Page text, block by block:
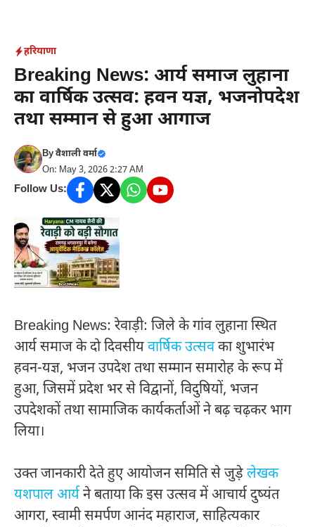
content
हरियाणा
Breaking News: आर्य समाज लुहाना
का वार्षिक उत्सव: हवन यज्ञ, भजनोपदेश
तथा सम्मान से हुआ आगाज
Byवैशाली वर्मा
On: May 3, 2026 2:27 AM
Follow Us:
Breaking News: रेवाड़ी: जिले के गांव लुहाना स्थित
आर्य समाज के दो दिवसीयवार्षिक उत्सवका शुभारंभ
हवन-यज्ञ, भजन उपदेश तथा सम्मान समारोह के रूप में
हुआ, जिसमें प्रदेश भर से विद्वानों, विदुषियों, भजन
उपदेशकों तथा सामाजिक कार्यकर्ताओं ने बढ़ चढ़कर भाग
लिया।
उक्त जानकारी देते हुए आयोजन समिति से जुड़ेलेखक
यशपाल आर्यने बताया कि इस उत्सव में आचार्य दुष्यंत
आगरा, स्वामी समर्पण आनंद महाराज, साहित्यकार